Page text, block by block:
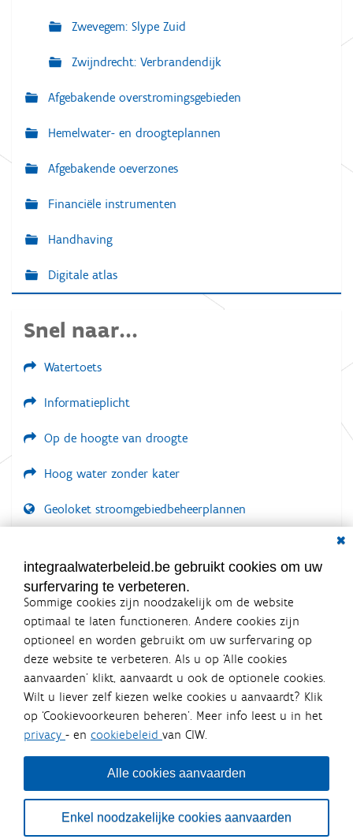
Zwevegem: Slype Zuid
Zwijndrecht: Verbrandendijk
Afgebakende overstromingsgebieden
Hemelwater- en droogteplannen
Afgebakende oeverzones
Financiële instrumenten
Handhaving
Digitale atlas
Snel naar...
Watertoets
Informatieplicht
Op de hoogte van droogte
Hoog water zonder kater
Geoloket stroomgebiedbeheerplannen
LOGIN VEREIST
integraalwaterbeleid.be gebruikt cookies om uw
surfervaring te verbeteren.
Sommige cookies zijn noodzakelijk om de website
optimaal te laten functioneren. Andere cookies zijn
optioneel en worden gebruikt om uw surfervaring op
deze website te verbeteren. Als u op ‘Alle cookies
aanvaarden’ klikt, aanvaardt u ook de optionele cookies.
Wilt u liever zelf kiezen welke cookies u aanvaardt? Klik
op ‘Cookievoorkeuren beheren’. Meer info leest u in het
privacy - en cookiebeleid van CIW.
Alle cookies aanvaarden
Enkel noodzakelijke cookies aanvaarden
Integraalwaterbeleid.be is een
officiële website van de Vlaamse
overheid
uitgegeven door Coördinatiecommissie Integraal
Waterbeleid
De Coördinatiecommissie Integraal Waterbeleid (CIW) is een
bestuursniveaus die bij het waterbeleid betrokken zijn. Ook
waterbedrijven nemen deel aan het overleg. Deze
samenwerking zorgt voor een gecoördineerde en
geïntegreerde aanpak van het waterbeleid en waterbeheer
in Vlaanderen.